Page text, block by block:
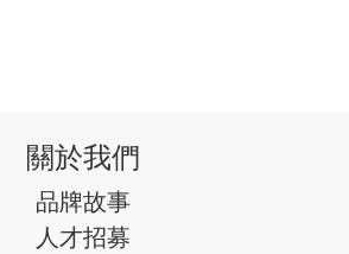
關於我們
品牌故事
人才招募